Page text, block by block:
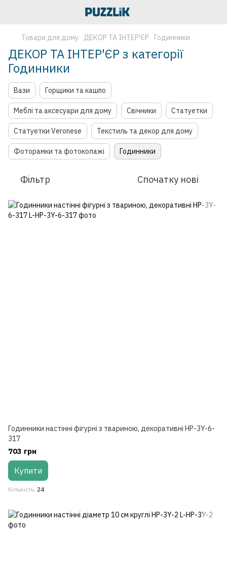
Товари для дому ДЕКОР ТА ІНТЕР'ЄР Годинники
ДЕКОР ТА ІНТЕР'ЄР з категорії
Годинники
Вази Горщики та кашпо
Меблі та аксесуари для дому Свічники Статуетки
Статуетки Veronese Текстиль та декор для дому
Фоторамки та фотоколажі Годинники
Фільтр Спочатку нові
Годинники настінні фігурні з твариною, декоративні HP-3Y-6-
317
703 грн
Купити
Кількість 24